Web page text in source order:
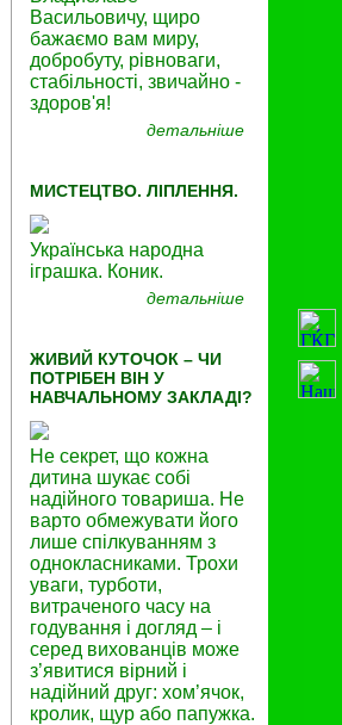
Васильовичу, щиро
бажаємо вам миру,
добробуту, рівноваги,
стабільності, звичайно -
здоров'я!
детальніше
МИСТЕЦТВО. ЛІПЛЕННЯ.
Українська народна
іграшка. Коник.
детальніше
ЖИВИЙ КУТОЧОК – ЧИ
ПОТРІБЕН ВІН У
НАВЧАЛЬНОМУ ЗАКЛАДІ?
Не секрет, що кожна
дитина шукає собі
надійного товариша. Не
варто обмежувати його
лише спілкуванням з
однокласниками. Трохи
уваги, турботи,
витраченого часу на
годування і догляд – і
серед вихованців може
з’явитися вірний і
надійний друг: хом’ячок,
кролик, щур або папужка.